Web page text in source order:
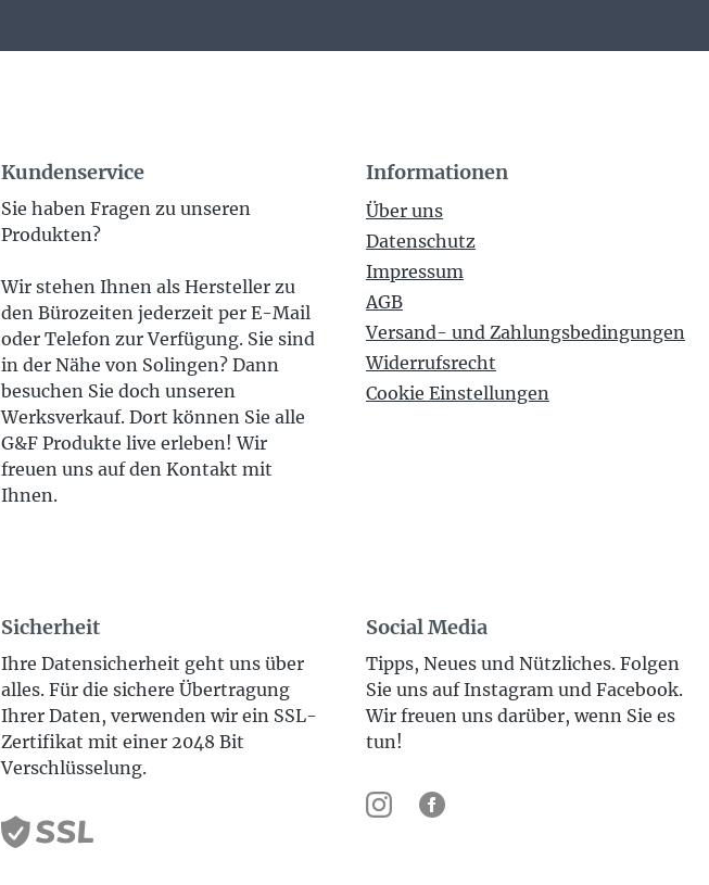
Kundenservice
Sie haben Fragen zu unseren
Produkten?
Wir stehen Ihnen als Hersteller zu
den Bürozeiten jederzeit per E-Mail
oder Telefon zur Verfügung. Sie sind
in der Nähe von Solingen? Dann
besuchen Sie doch unseren
Werksverkauf. Dort können Sie alle
G&F Produkte live erleben! Wir
freuen uns auf den Kontakt mit
Ihnen.
Informationen
Über uns
Datenschutz
Impressum
AGB
Versand- und Zahlungsbedingungen
Widerrufsrecht
Cookie Einstellungen
Sicherheit
Ihre Datensicherheit geht uns über
alles. Für die sichere Übertragung
Ihrer Daten, verwenden wir ein SSL-
Zertifikat mit einer 2048 Bit
Verschlüsselung.
Social Media
Tipps, Neues und Nützliches. Folgen
Sie uns auf Instagram und Facebook.
Wir freuen uns darüber, wenn Sie es
tun!